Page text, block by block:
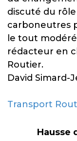
discuté du
carboneutres
le tout
rédacteur en
Routier.
David Simard-
Transport
Hausse